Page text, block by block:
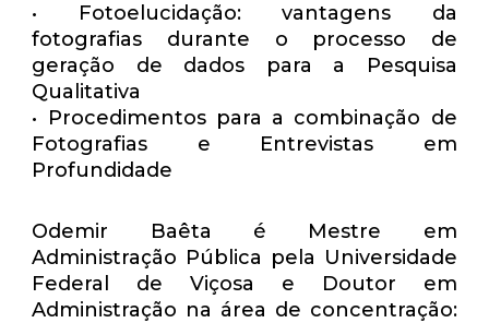
• Fotoelucidação: vantagens da
fotografias durante o processo de
geração de dados para a Pesquisa
Qualitativa
• Procedimentos para a combinação de
Fotografias e Entrevistas em
Profundidade
Odemir Baêta é Mestre em
Administração Pública pela Universidade
Federal de Viçosa e Doutor em
Administração na área de concentração: